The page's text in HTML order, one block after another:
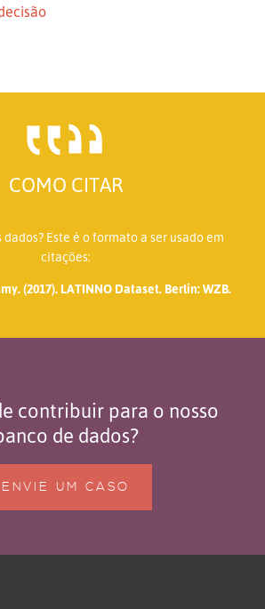
COMO CITAR
dados? Este é o formato a ser usado em
citações:
(2017). LATINNO Dataset. Berlin: WZB.
contribuir para o nosso
de dados?
ENVIE UM CASO